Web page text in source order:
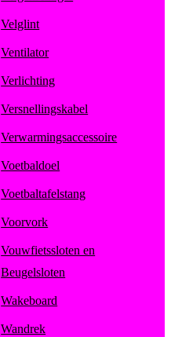
Velglint
Ventilator
Verlichting
Versnellingskabel
Verwarmingsaccessoire
Voetbaldoel
Voetbaltafelstang
Voorvork
Vouwfietssloten en
Beugelsloten
Wakeboard
Wandrek